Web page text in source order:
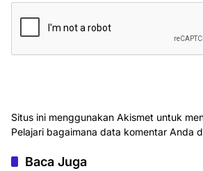
Situs ini menggunakan Akismet untuk
Pelajari bagaimana data komentar Anda
Baca Juga